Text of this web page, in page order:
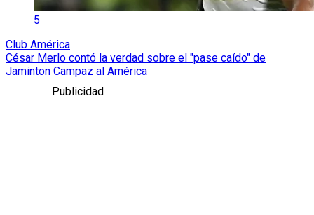
5
Club América
César Merlo contó la verdad sobre el "pase caído" de
Jaminton Campaz al América
Publicidad